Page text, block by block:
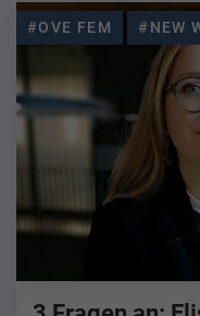
#OVE FEM #NEW